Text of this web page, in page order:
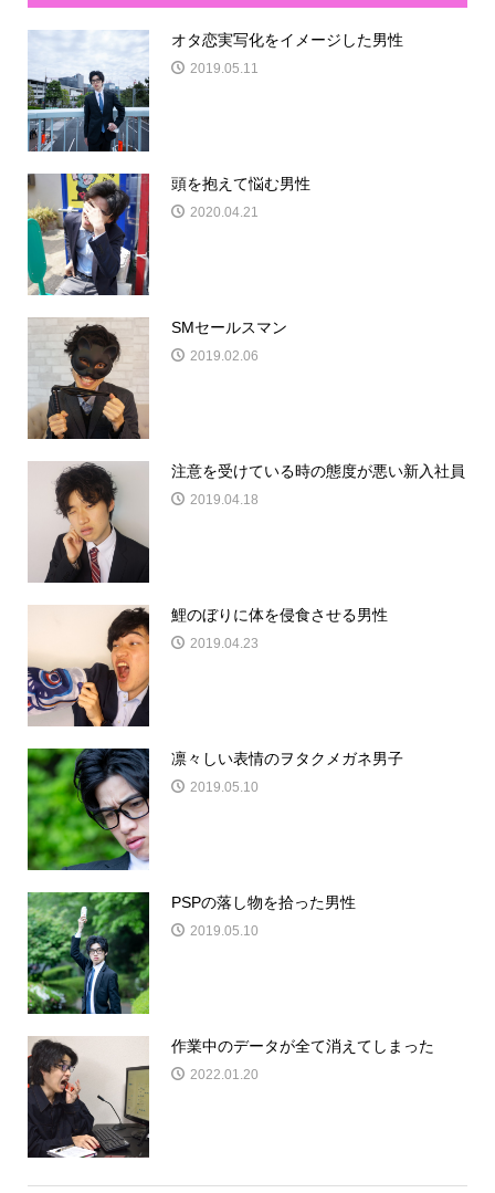
オタ恋実写化をイメージした男性
2019.05.11
頭を抱えて悩む男性
2020.04.21
SMセールスマン
2019.02.06
注意を受けている時の態度が悪い新入社員
2019.04.18
鯉のぼりに体を侵食させる男性
2019.04.23
凛々しい表情のヲタクメガネ男子
2019.05.10
PSPの落し物を拾った男性
2019.05.10
作業中のデータが全て消えてしまった
2022.01.20